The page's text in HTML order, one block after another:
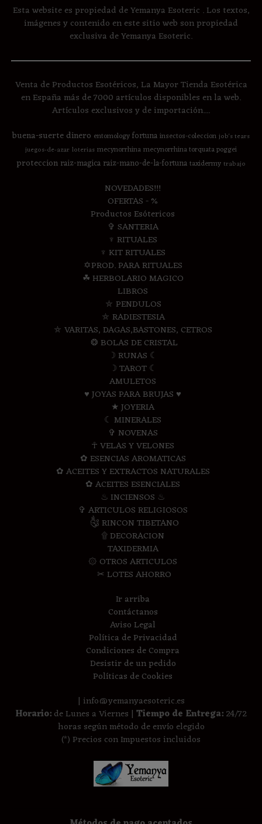
Esta website es propiedad de Yemanya Esoteric . Los textos,
imágenes y contenido en este sitio web son propiedad
exclusiva de Yemanya Esoteric.
Venta de Productos Esotéricos, La Mayor Tienda Esotérica
en España más de 7000 artículos disponibles en la web.
Artículos exclusivos y de importación....
buena-suertedinero entomologyfortunainsectos-coleccion job's tears
juegos-de-azar loterias mecynorrhinamecynorrhina torquata poggei
proteccion raiz-magica raiz-mano-de-la-fortunataxidermy trabajo
NOVEDADES!!!
OFERTAS - %
Productos Esótericos
✞ SANTERIA
♆ RITUALES
♆ KIT RITUALES
✡PROD. PARA RITUALES
☘ HERBOLARIO MAGICO
LIBROS
⛤ PENDULOS
⛤ RADIESTESIA
⛤ VARITAS, DAGAS,BASTONES, CETROS
❂ BOLAS DE CRISTAL
☽ RUNAS ☾
☽ TAROT ☾
AMULETOS
♥ JOYAS PARA BRUJAS ♥
★ JOYERIA
☾ MINERALES
✞ NOVENAS
☥ VELAS Y VELONES
✿ ESENCIAS AROMATICAS
✿ ACEITES Y EXTRACTOS NATURALES
✿ ACEITES ESENCIALES
♨ INCIENSOS ♨
✞ ARTICULOS RELIGIOSOS
༃ RINCON TIBETANO
۩ DECORACION
TAXIDERMIA
۞ OTROS ARTICULOS
✂ LOTES AHORRO
Ir arriba
Contáctanos
Aviso Legal
Política de Privacidad
Condiciones de Compra
Desistir de un pedido
Políticas de Cookies
| info@yemanyaesoteric.es
Horario:de Lunes a Viernes | Tiempo de Entrega:24/72
horas según método de envío elegido
(*) Precios con Impuestos incluidos